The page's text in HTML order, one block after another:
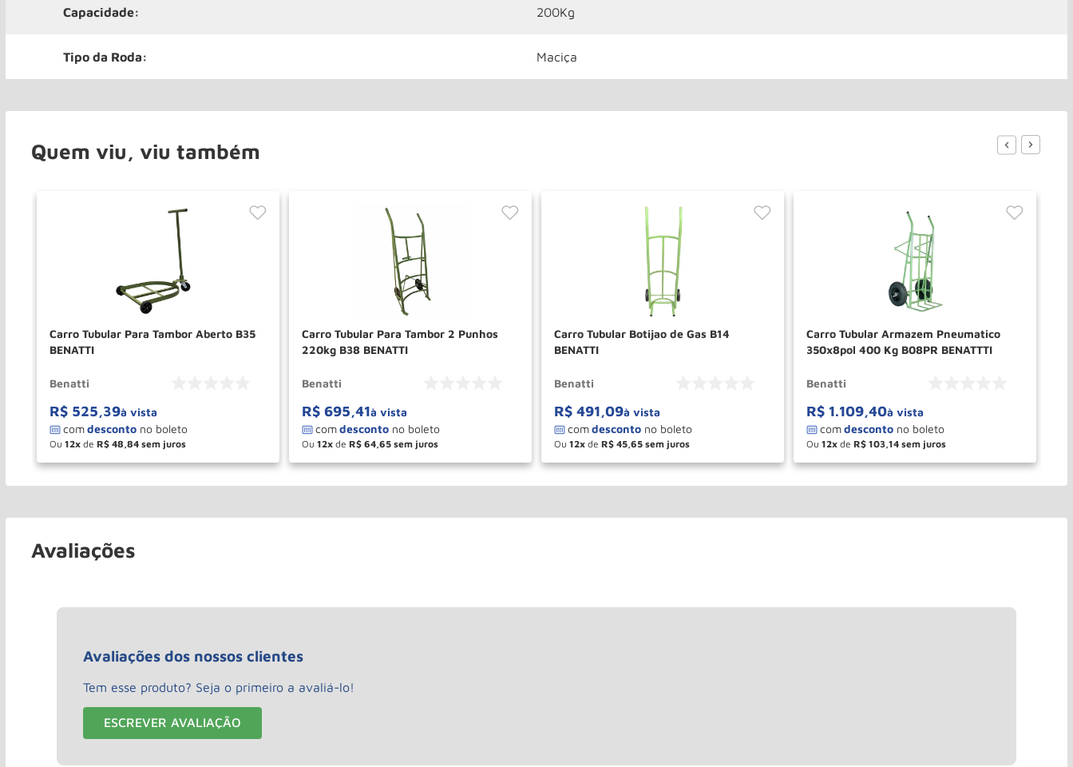
Capacidade: 200Kg
Tipo da Roda: Maciça
Quem viu, viu também
Carro Tubular Para Tambor Aberto B35
BENATTI
Benatti
R$ 525,39à vista
Ou 12 de R$ 48 84
＋
－ COMPRAR
Carro Tubular Para Tambor 2 Punhos
220kg B38 BENATTI
Benatti
R$ 695,41à vista
Ou 12 de R$ 64 65
＋
－ COMPRAR
Carro Tubular Botijao de Gas B14
BENATTI
Benatti
R$ 491,09à vista
Ou 12 de R$ 45 65
＋
－ COMPRAR
Carro Tubular Armazem Pneumatico
350x8pol 400 Kg B08PR BENATTTI
Benatti
R$ 1.109,40à vista
Ou 12 de R$ 103 14
＋
－ COMPRAR
Avaliações
Avaliações dos nossos clientes
Tem esse produto? Seja o primeiro a avaliá-lo!
ESCREVER AVALIAÇÃO